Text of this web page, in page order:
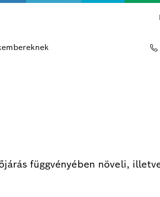
függvényében növeli,